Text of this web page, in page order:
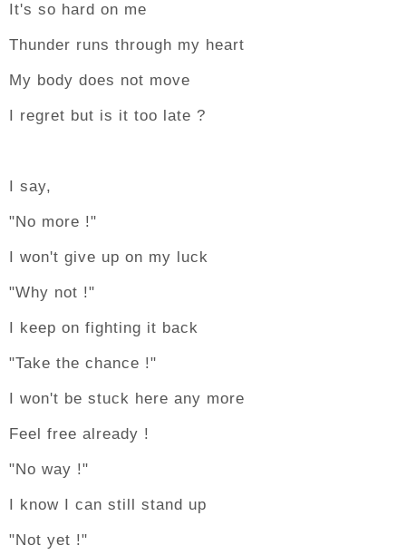
It's so hard on me
Thunder runs through my heart
My body does not move
I regret but is it too late ?
I say,
"No more !"
I won't give up on my luck
"Why not !"
I keep on fighting it back
"Take the chance !"
I won't be stuck here any more
Feel free already !
"No way !"
I know I can still stand up
"Not yet !"